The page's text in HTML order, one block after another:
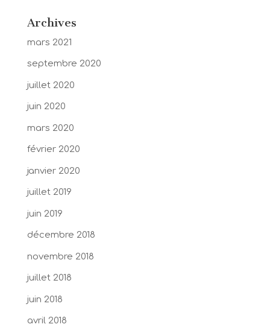
Archives
mars 2021
septembre 2020
juillet 2020
juin 2020
mars 2020
février 2020
janvier 2020
juillet 2019
juin 2019
décembre 2018
novembre 2018
juillet 2018
juin 2018
avril 2018